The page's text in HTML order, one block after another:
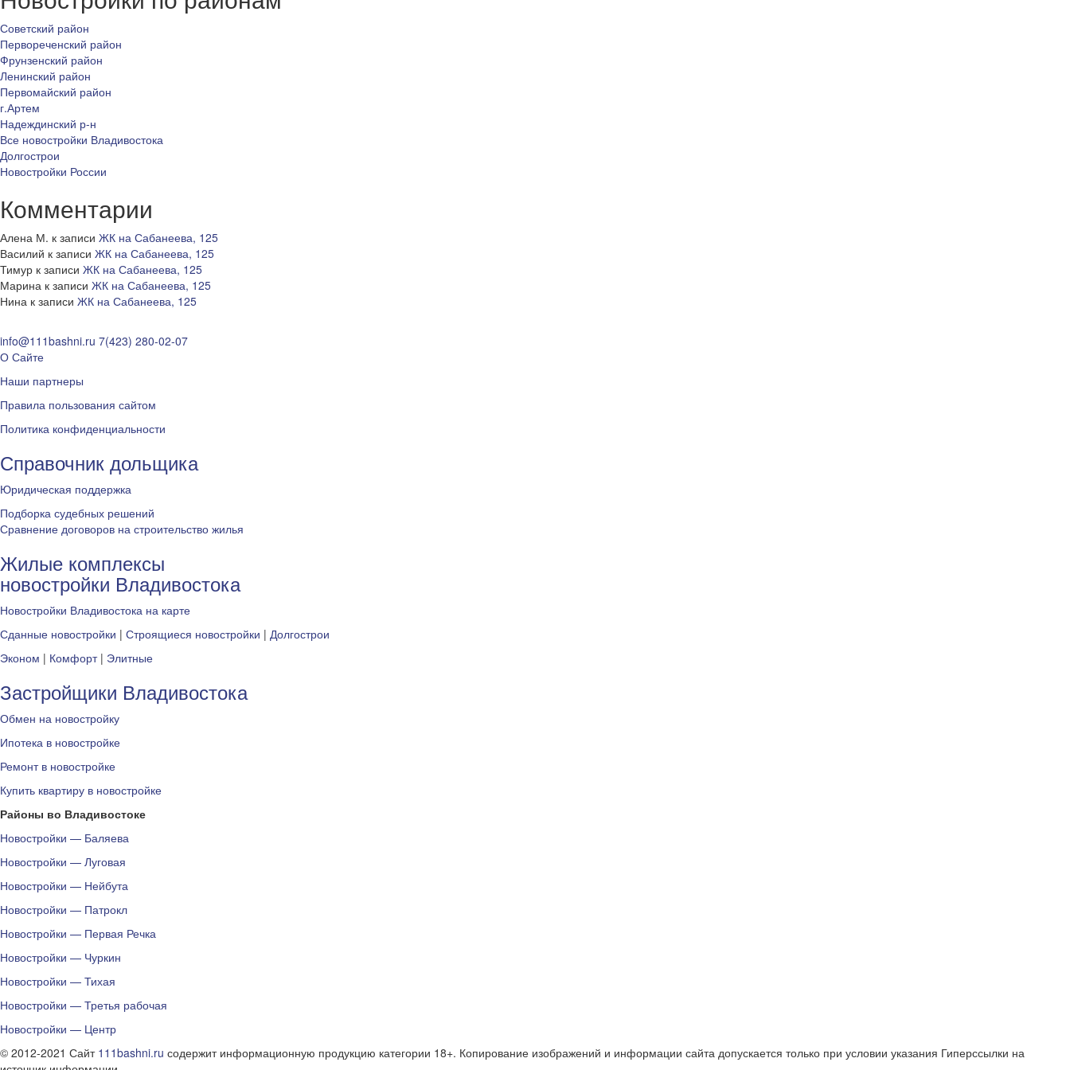
Советский район
Первореченский район
Фрунзенский район
Ленинский район
Первомайский район
г.Артем
Надеждинский р-н
Все новостройки Владивостока
Долгострои
Новостройки России
Комментарии
Алена М. к записи ЖК на Сабанеева, 125
Василий к записи ЖК на Сабанеева, 125
Тимур к записи ЖК на Сабанеева, 125
Марина к записи ЖК на Сабанеева, 125
Нина к записи ЖК на Сабанеева, 125
info@111bashni.ru 7(423) 280-02-07
О Сайте
Наши партнеры
Правила пользования сайтом
Политика конфиденциальности
Справочник дольщика
Юридическая поддержка
Подборка судебных решений
Сравнение договоров на строительство жилья
Жилые комплексы
новостройки Владивостока
Новостройки Владивостока на карте
Сданные новостройки | Строящиеся новостройки | Долгострои
Эконом | Комфорт| Элитные
Застройщики Владивостока
Обмен на новостройку
Ипотека в новостройке
Ремонт в новостройке
Купить квартиру в новостройке
Районы во Владивостоке
Новостройки — Баляева
Новостройки — Луговая
Новостройки — Нейбута
Новостройки — Патрокл
Новостройки — Первая Речка
Новостройки — Чуркин
Новостройки — Тихая
Новостройки — Третья рабочая
Новостройки — Центр
© 2012-2021 Сайт 111bashni.ru содержит информационную продукцию категории 18+. Копирование изображений и информации сайта допускается только при условии указания Гиперссылки на